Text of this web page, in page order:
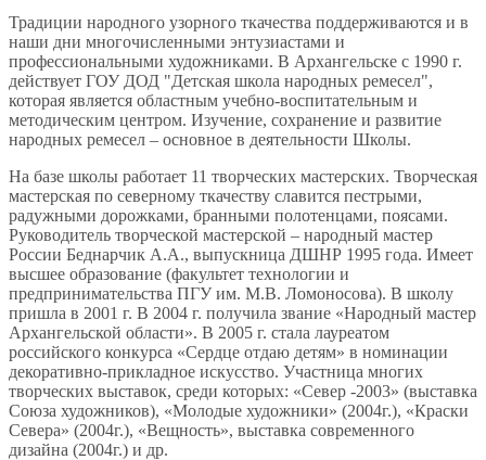
Традиции народного узорного ткачества поддерживаются и в
наши дни многочисленными энтузиастами и
профессиональными художниками. В Архангельске с 1990 г.
действует ГОУ ДОД "Детская школа народных ремесел",
которая является областным учебно-воспитательным и
методическим центром. Изучение, сохранение и развитие
народных ремесел – основное в деятельности Школы.
На базе школы работает 11 творческих мастерских. Творческая
мастерская по северному ткачеству славится пестрыми,
радужными дорожками, бранными полотенцами, поясами.
Руководитель творческой мастерской – народный мастер
России Беднарчик А.А., выпускница ДШНР 1995 года. Имеет
высшее образование (факультет технологии и
предпринимательства ПГУ им. М.В. Ломоносова). В школу
пришла в 2001 г. В 2004 г. получила звание «Народный мастер
Архангельской области». В 2005 г. стала лауреатом
российского конкурса «Сердце отдаю детям» в номинации
декоративно-прикладное искусство. Участница многих
творческих выставок, среди которых: «Север -2003» (выставка
Союза художников), «Молодые художники» (2004г.), «Краски
Севера» (2004г.), «Вещность», выставка современного
дизайна (2004г.) и др.